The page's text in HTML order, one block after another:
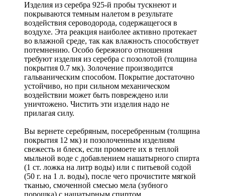
Изделия из серебра 925-й пробы тускнеют и
покрываются темным налетом в результате
воздействия сероводорода, содержащегося в
воздухе. Эта реакция наиболее активно протекает
во влажной среде, так как влажность способствует
потемнению. Особо бережного отношения
требуют изделия из серебра с позолотой (толщина
покрытия 0.7 мк). Золочение производится
гальваническим способом. Покрытие достаточно
устойчиво, но при сильном механическом
воздействии может быть повреждено или
уничтожено. Чистить эти изделия надо не
прилагая силу.
Вы вернете серебряным, посеребренным (толщина
покрытия 12 мк) и позолоченным изделиям
свежесть и блеск, если промоете их в теплой
мыльной воде с добавлением нашатырного спирта
(1 ст. ложка на литр воды) или с питьевой содой
(50 г. на 1 л. воды), после чего прочистите мягкой
тканью, смоченной смесью мела (зубного